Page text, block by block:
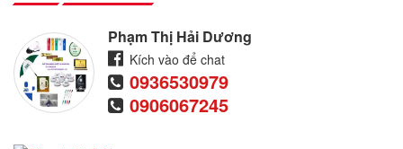
Phạm Thị Hải Dương
Kích vào để chat
0936530979
0906067245